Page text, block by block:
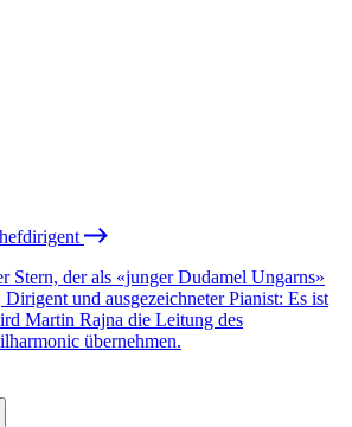
Stern, der als «junger Dudamel Ungarns»
und ausgezeichneter Pianist: Es ist
Martin Rajna die Leitung des
übernehmen.